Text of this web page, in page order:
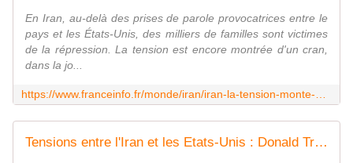
En Iran, au-delà des prises de parole provocatrices entre le
pays et les États-Unis, des milliers de familles sont victimes
de la répression. La tension est encore montrée d'un cran,
dans la jo...
Tensions entre l'Iran et les Etats-Unis : Donald Trump dit "espérer trouver un accord" sur le nucléaire après les menaces d'une "guerre régionale"